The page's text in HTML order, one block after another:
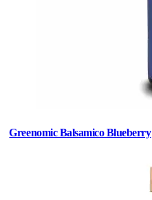
Greenomic Balsamico Blueberry